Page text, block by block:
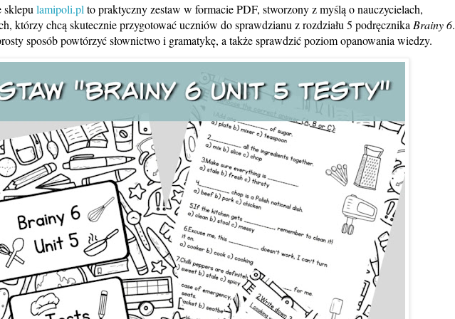
sklepu lamipoli.pl to praktyczny zestaw w formacie PDF, stworzony z myślą o nauczycielach,
którzy chcą skutecznie przygotować uczniów do sprawdzianu z rozdziału 5 podręcznika Brainy 6.
sposób powtórzyć słownictwo i gramatykę, a także sprawdzić poziom opanowania wiedzy.